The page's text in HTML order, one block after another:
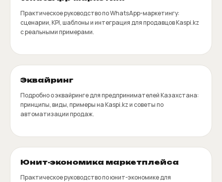
Практическое руководство по WhatsApp-маркетингу:
сценарии, KPI, шаблоны и интеграция для продавцов Kaspi.kz
с реальными примерами.
Эквайринг
Подробно о эквайринге для предпринимателей Казахстана:
принципы, виды, примеры на Kaspi.kz и советы по
автоматизации продаж.
Юнит-экономика маркетплейса
Практическое руководство по юнит-экономике для